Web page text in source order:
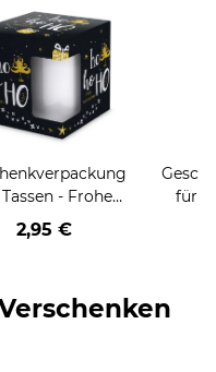
- Frohe
- HO
HO - schwarz
2,95 €
für